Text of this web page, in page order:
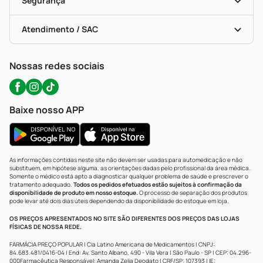
Troca E Devolução
Bulas De A A Z
Políticas De Marketplace
Testes Rápidos
Autoteste Covid-19
Certificado De Segurança
Portal Da Privacidade
Atendimento / SAC
WhatsApp (47) 9202-1687
Nossas redes sociais
Baixe nosso APP
As informações contidas neste site não devem ser usadas para automedicação e não
substituem, em hipótese alguma, as orientações dadas pelo profissional da área médica.
Somente o médico está apto a diagnosticar qualquer problema de saúde e prescrever o
tratamento adequado. Todos os pedidos efetuados estão sujeitos à confirmação da
disponibilidade de produto em nosso estoque.O processo de separação dos produtos
pode levar até dois dias úteis dependendo da disponibilidade do estoque em loja.
OS PREÇOS APRESENTADOS NO SITE SÃO DIFERENTES DOS PREÇOS DAS LOJAS
FÍSICAS DE NOSSA REDE.
FARMÁCIA PREÇO POPULAR | Cia Latino Americana de Medicamentos | CNPJ:
84.683.481/0416-04 | End: Av. Santo Albano, 490 - Vila Vera | São Paulo - SP | CEP: 04.296-
000Farmacêutica Responsável: Amanda Zelia Deodato | CRF/SP: 107393 | IE: